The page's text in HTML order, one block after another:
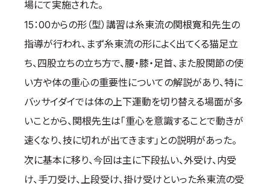
プライバシーポリシー
サイトマップ
Language
日本語
English
場にて実施された。
15：00からの形（型）講習は糸東流の関根寛和先生の
指導が行われ、まず糸東流の形によく出てくる猫足立
ち、四股立ちの立ち方で、腰・膝・足首、また股関節の使
い方や体の重心の重要性についての解説があり、特に
バッサイダイでは体の上下運動を切り替える場面が多
いことから、関根先生は「重心を意識することで動きが
速くなり、技に切れが出てきます」との説明があった。
次に基本に移り、今回は主に下段払い、外受け、内受
け、手刀受け、上段受け、掛け受けといった糸東流の受